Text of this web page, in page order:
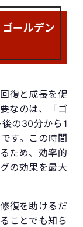
ールデン
復と成長を促
なのは、「ゴ
の30分から1
す。この時間
ため、効率的
の効果を最大
復を助けるだ
ことでも知ら